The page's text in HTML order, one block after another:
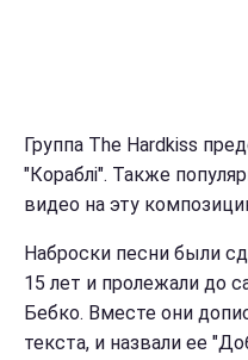
Группа The Hardkiss
"Кораблі". Также
видео на эту
Наброски песни были
15 лет и пролежали до
Бебко. Вместе они
текста, и назвали ее